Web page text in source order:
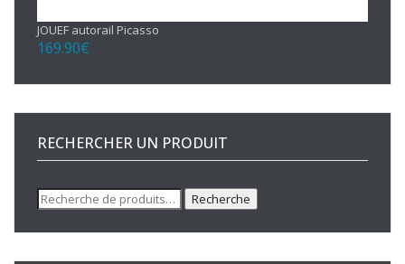
JOUEF autorail Picasso
169.90€
RECHERCHER UN PRODUIT
Recherche
pour :
Recherche